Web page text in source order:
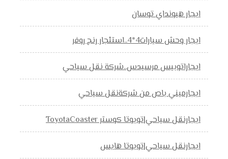
ايجار هيونداي توسان
ايجار وحش سيارات4*4..استئجار رنج روفر
ايجاراتوبيس مرسيدس..شركة نقل سياحي
ايجارميني باص من شركةنقل سياحي
ايجارنقل سياحي|تويوتا كوستر ToyotaCoaster
ايجارنقل سياحي|تويوتا هايس